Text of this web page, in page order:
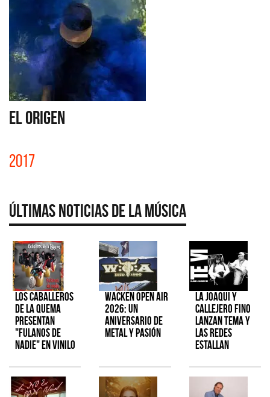
EL ORIGEN
2017
Últimas Noticias de la Música
Los Caballeros
de la Quema
presentan
"Fulanos de
Nadie" en vinilo
Wacken Open Air
2026: Un
aniversario de
metal y pasión
La Joaqui y
Callejero Fino
lanzan tema y
las redes
estallan